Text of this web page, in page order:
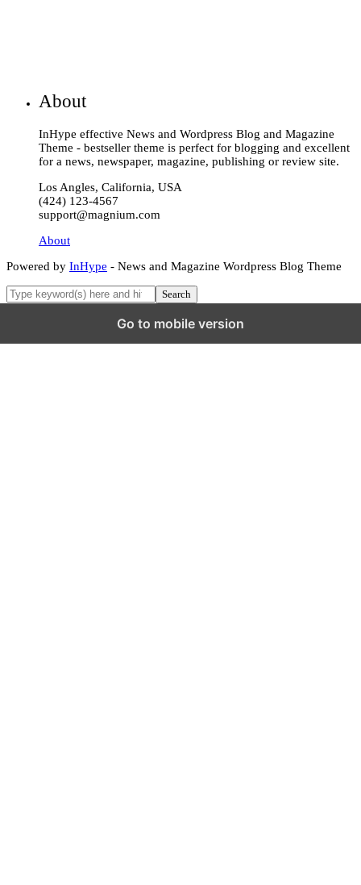
About
InHype effective News and Wordpress Blog and Magazine
Theme - bestseller theme is perfect for blogging and excellent
for a news, newspaper, magazine, publishing or review site.
Los Angles, California, USA
(424) 123-4567
support@magnium.com
About
Powered by InHype - News and Magazine Wordpress Blog Theme
Go to mobile version